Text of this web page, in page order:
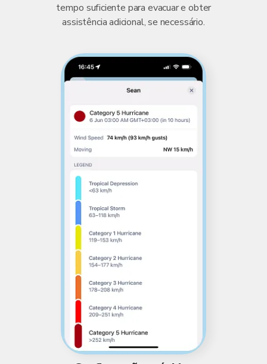
tempo suficiente para evacuar e obter
assistência adicional, se necessário.